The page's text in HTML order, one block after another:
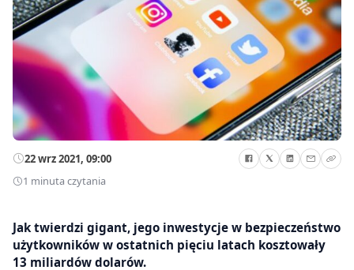
22 wrz 2021, 09:00
1 minuta czytania
Jak twierdzi gigant, jego inwestycje w bezpieczeństwo
użytkowników w ostatnich pięciu latach kosztowały
13 miliardów dolarów.